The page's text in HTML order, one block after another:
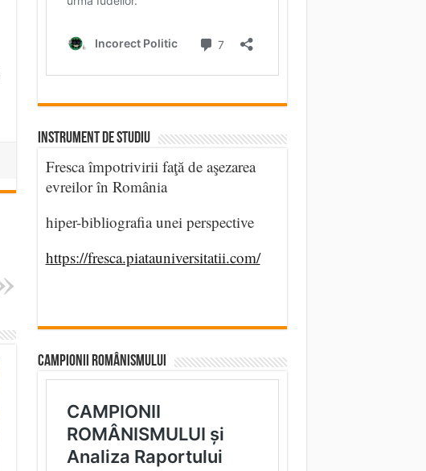
INSTRUMENT DE STUDIU
Fresca împotrivirii faţă de aşezarea
evreilor în România
hiper-bibliografia unei perspective
https://fresca.piatauniversitatii.com/
CAMPIONII ROMÂNISMULUI